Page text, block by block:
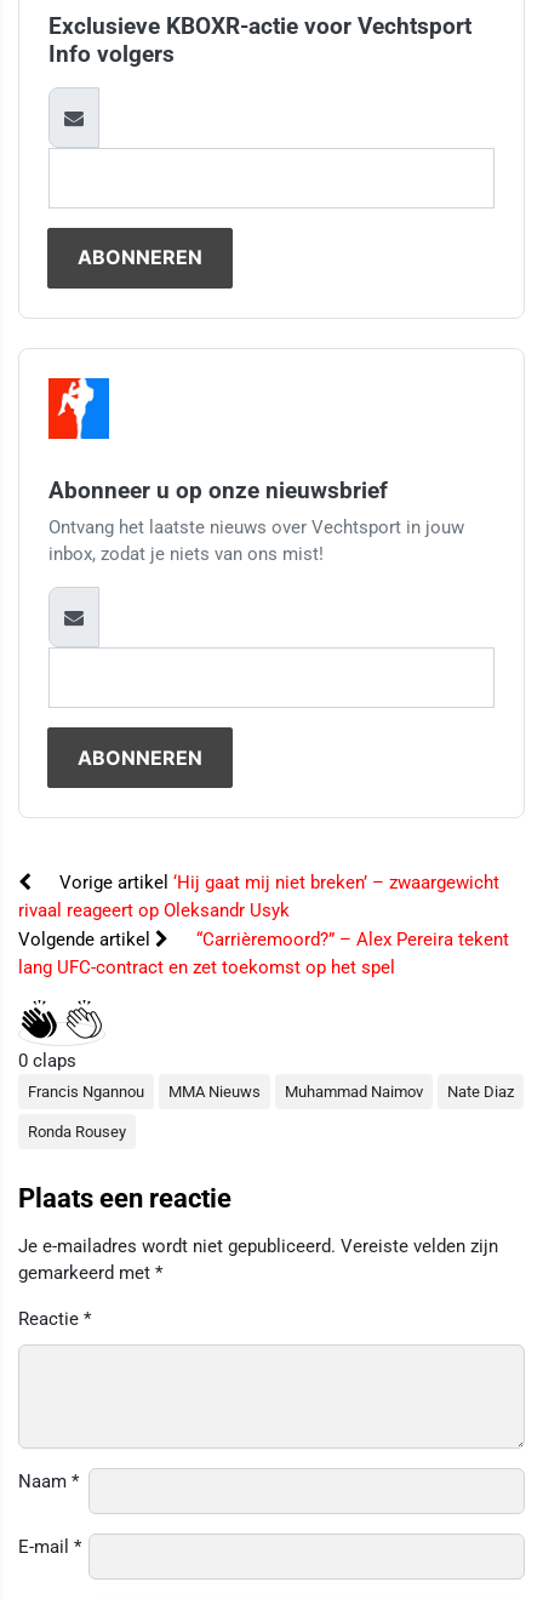
Exclusieve KBOXR-actie voor Vechtsport
Info volgers
Abonneer u op onze nieuwsbrief
Ontvang het laatste nieuws over Vechtsport in jouw
inbox, zodat je niets van ons mist!
Vorige artikel ‘Hij gaat mij niet breken’ – zwaargewicht
rivaal reageert op Oleksandr Usyk
Volgende artikel
“Carrièremoord?” – Alex Pereira tekent
lang UFC-contract en zet toekomst op het spel
0 claps
Francis Ngannou MMA Nieuws Muhammad Naimov Nate Diaz
Ronda Rousey
Plaats een reactie
Je e-mailadres wordt niet gepubliceerd. Vereiste velden zijn
gemarkeerd met *
Reactie *
Naam *
E-mail *